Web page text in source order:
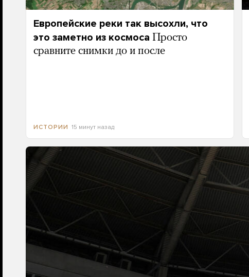
Европейские реки так высохли, что
это заметно из космоса Просто
сравните снимки до и после
ИСТОРИИ 15 минут назад